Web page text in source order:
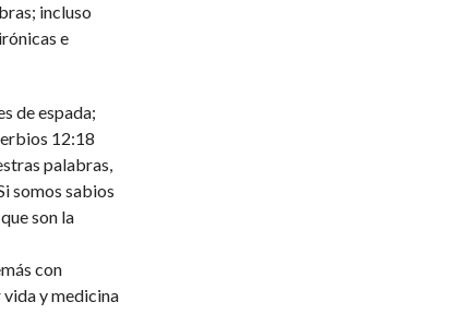
incluso
e
de espada;
12:18
palabras,
somos sabios
son la
con
y medicina